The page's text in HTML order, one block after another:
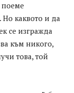
поеме
каквото и да
се изгражда
към никого,
това, той